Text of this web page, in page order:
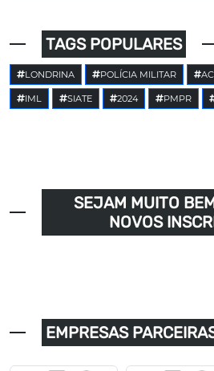
TAGS POPULARES
LONDRINA POLÍCIA MILITAR
IML SIATE 2024 PMPR
SEJAM MUITO
NOVOS
EMPRESAS